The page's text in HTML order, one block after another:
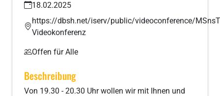
18.02.2025
https://dbsh.net/iserv/public/videoconference/
Videokonferenz
Offen für Alle
Beschreibung
Von 19.30 - 20.30 Uhr wollen wir mit Ihnen und